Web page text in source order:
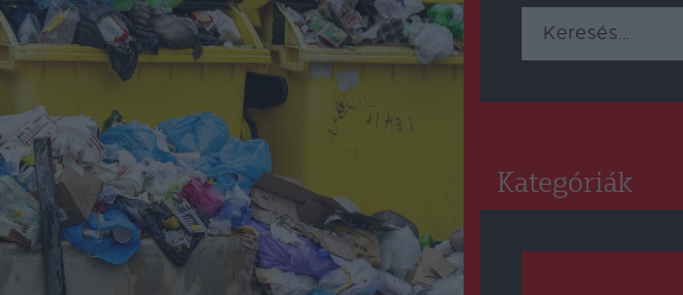
Keresés:
Kategóriák